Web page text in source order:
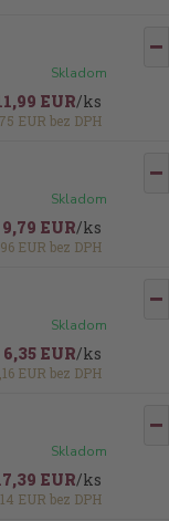
EUR/ks
EURbez DPH
Skladom
9,79 EUR/ks
EURbez DPH
Skladom
6,35 EUR/ks
EURbez DPH
Skladom
EUR/ks
EURbez DPH
Skladom